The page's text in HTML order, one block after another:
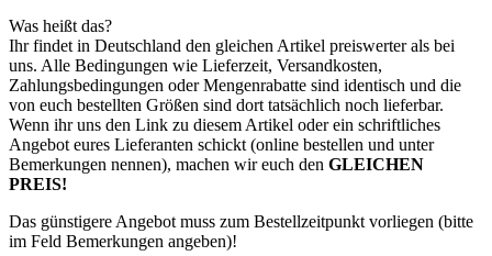
Was heißt das?
Ihr findet in Deutschland den gleichen Artikel preiswerter als bei
uns. Alle Bedingungen wie Lieferzeit, Versandkosten,
Zahlungsbedingungen oder Mengenrabatte sind identisch und die
von euch bestellten Größen sind dort tatsächlich noch lieferbar.
Wenn ihr uns den Link zu diesem Artikel oder ein schriftliches
Angebot eures Lieferanten schickt (online bestellen und unter
Bemerkungen nennen), machen wir euch den GLEICHEN
PREIS!
Das günstigere Angebot muss zum Bestellzeitpunkt vorliegen (bitte
im Feld Bemerkungen angeben)!